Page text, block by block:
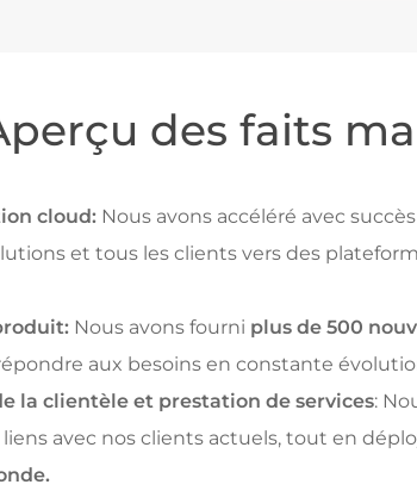
des faits
cloud: Nous avons accéléré avec
et tous les clients vers des
Nous avons fourni plus de 500
aux besoins en constante
la clientèle et prestation de services:
avec nos clients actuels, tout en